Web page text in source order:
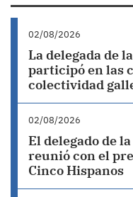
02/08/2026
La delegada de
participó en las
colectividad
02/08/2026
El delegado de
reunió con el
Cinco Hispanos